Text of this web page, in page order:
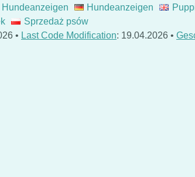
Hundeanzeigen Hundeanzeigen
Sprzedaż psów
• Last Code Modification: 19.04.2026 •